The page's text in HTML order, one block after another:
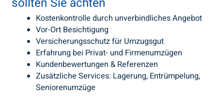
Kostenkontrolle durch unverbindliches Angebot
Vor-Ort Besichtigung
Versicherungsschutz für Umzugsgut
Erfahrung bei Privat- und Firmenumzügen
Kundenbewertungen & Referenzen
Zusätzliche Services: Lagerung, Entrümpelung,
Seniorenumzüge